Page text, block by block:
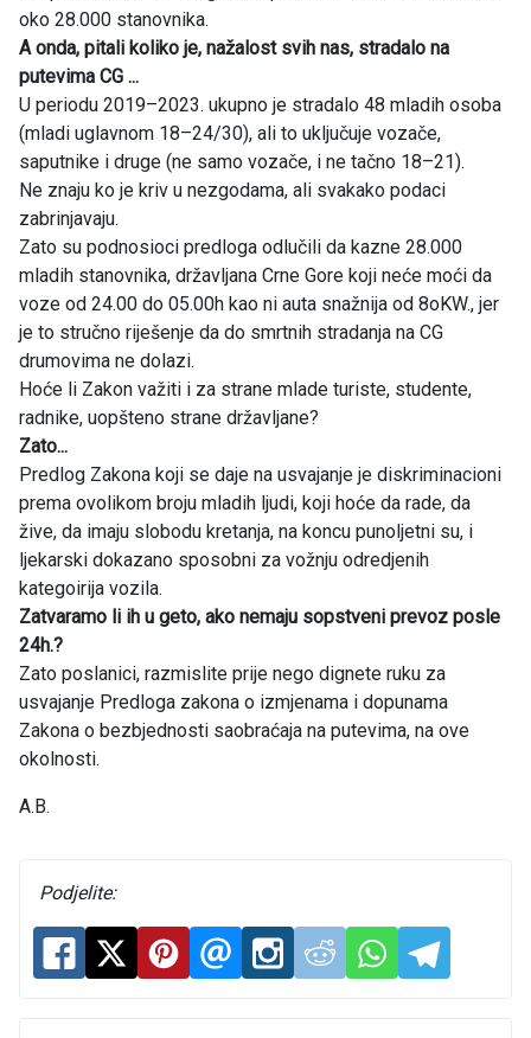
oko 28.000 stanovnika.
A onda, pitali koliko je, nažalost svih nas, stradalo na
putevima CG ...
U periodu 2019–2023. ukupno je stradalo 48 mladih osoba
(mladi uglavnom 18–24/30), ali to uključuje vozače,
saputnike i druge (ne samo vozače, i ne tačno 18–21).
Ne znaju ko je kriv u nezgodama, ali svakako podaci
zabrinjavaju.
Zato su podnosioci predloga odlučili da kazne 28.000
mladih stanovnika, državljana Crne Gore koji neće moći da
voze od 24.00 do 05.00h kao ni auta snažnija od 8oKW., jer
je to stručno riješenje da do smrtnih stradanja na CG
drumovima ne dolazi.
Hoće li Zakon važiti i za strane mlade turiste, studente,
radnike, uopšteno strane državljane?
Zato...
Predlog Zakona koji se daje na usvajanje je diskriminacioni
prema ovolikom broju mladih ljudi, koji hoće da rade, da
žive, da imaju slobodu kretanja, na koncu punoljetni su, i
ljekarski dokazano sposobni za vožnju odredjenih
kategoirija vozila.
Zatvaramo li ih u geto, ako nemaju sopstveni prevoz posle
24h.?
Zato poslanici, razmislite prije nego dignete ruku za
usvajanje Predloga zakona o izmjenama i dopunama
Zakona o bezbjednosti saobraćaja na putevima, na ove
okolnosti.
A.B.
Podjelite: